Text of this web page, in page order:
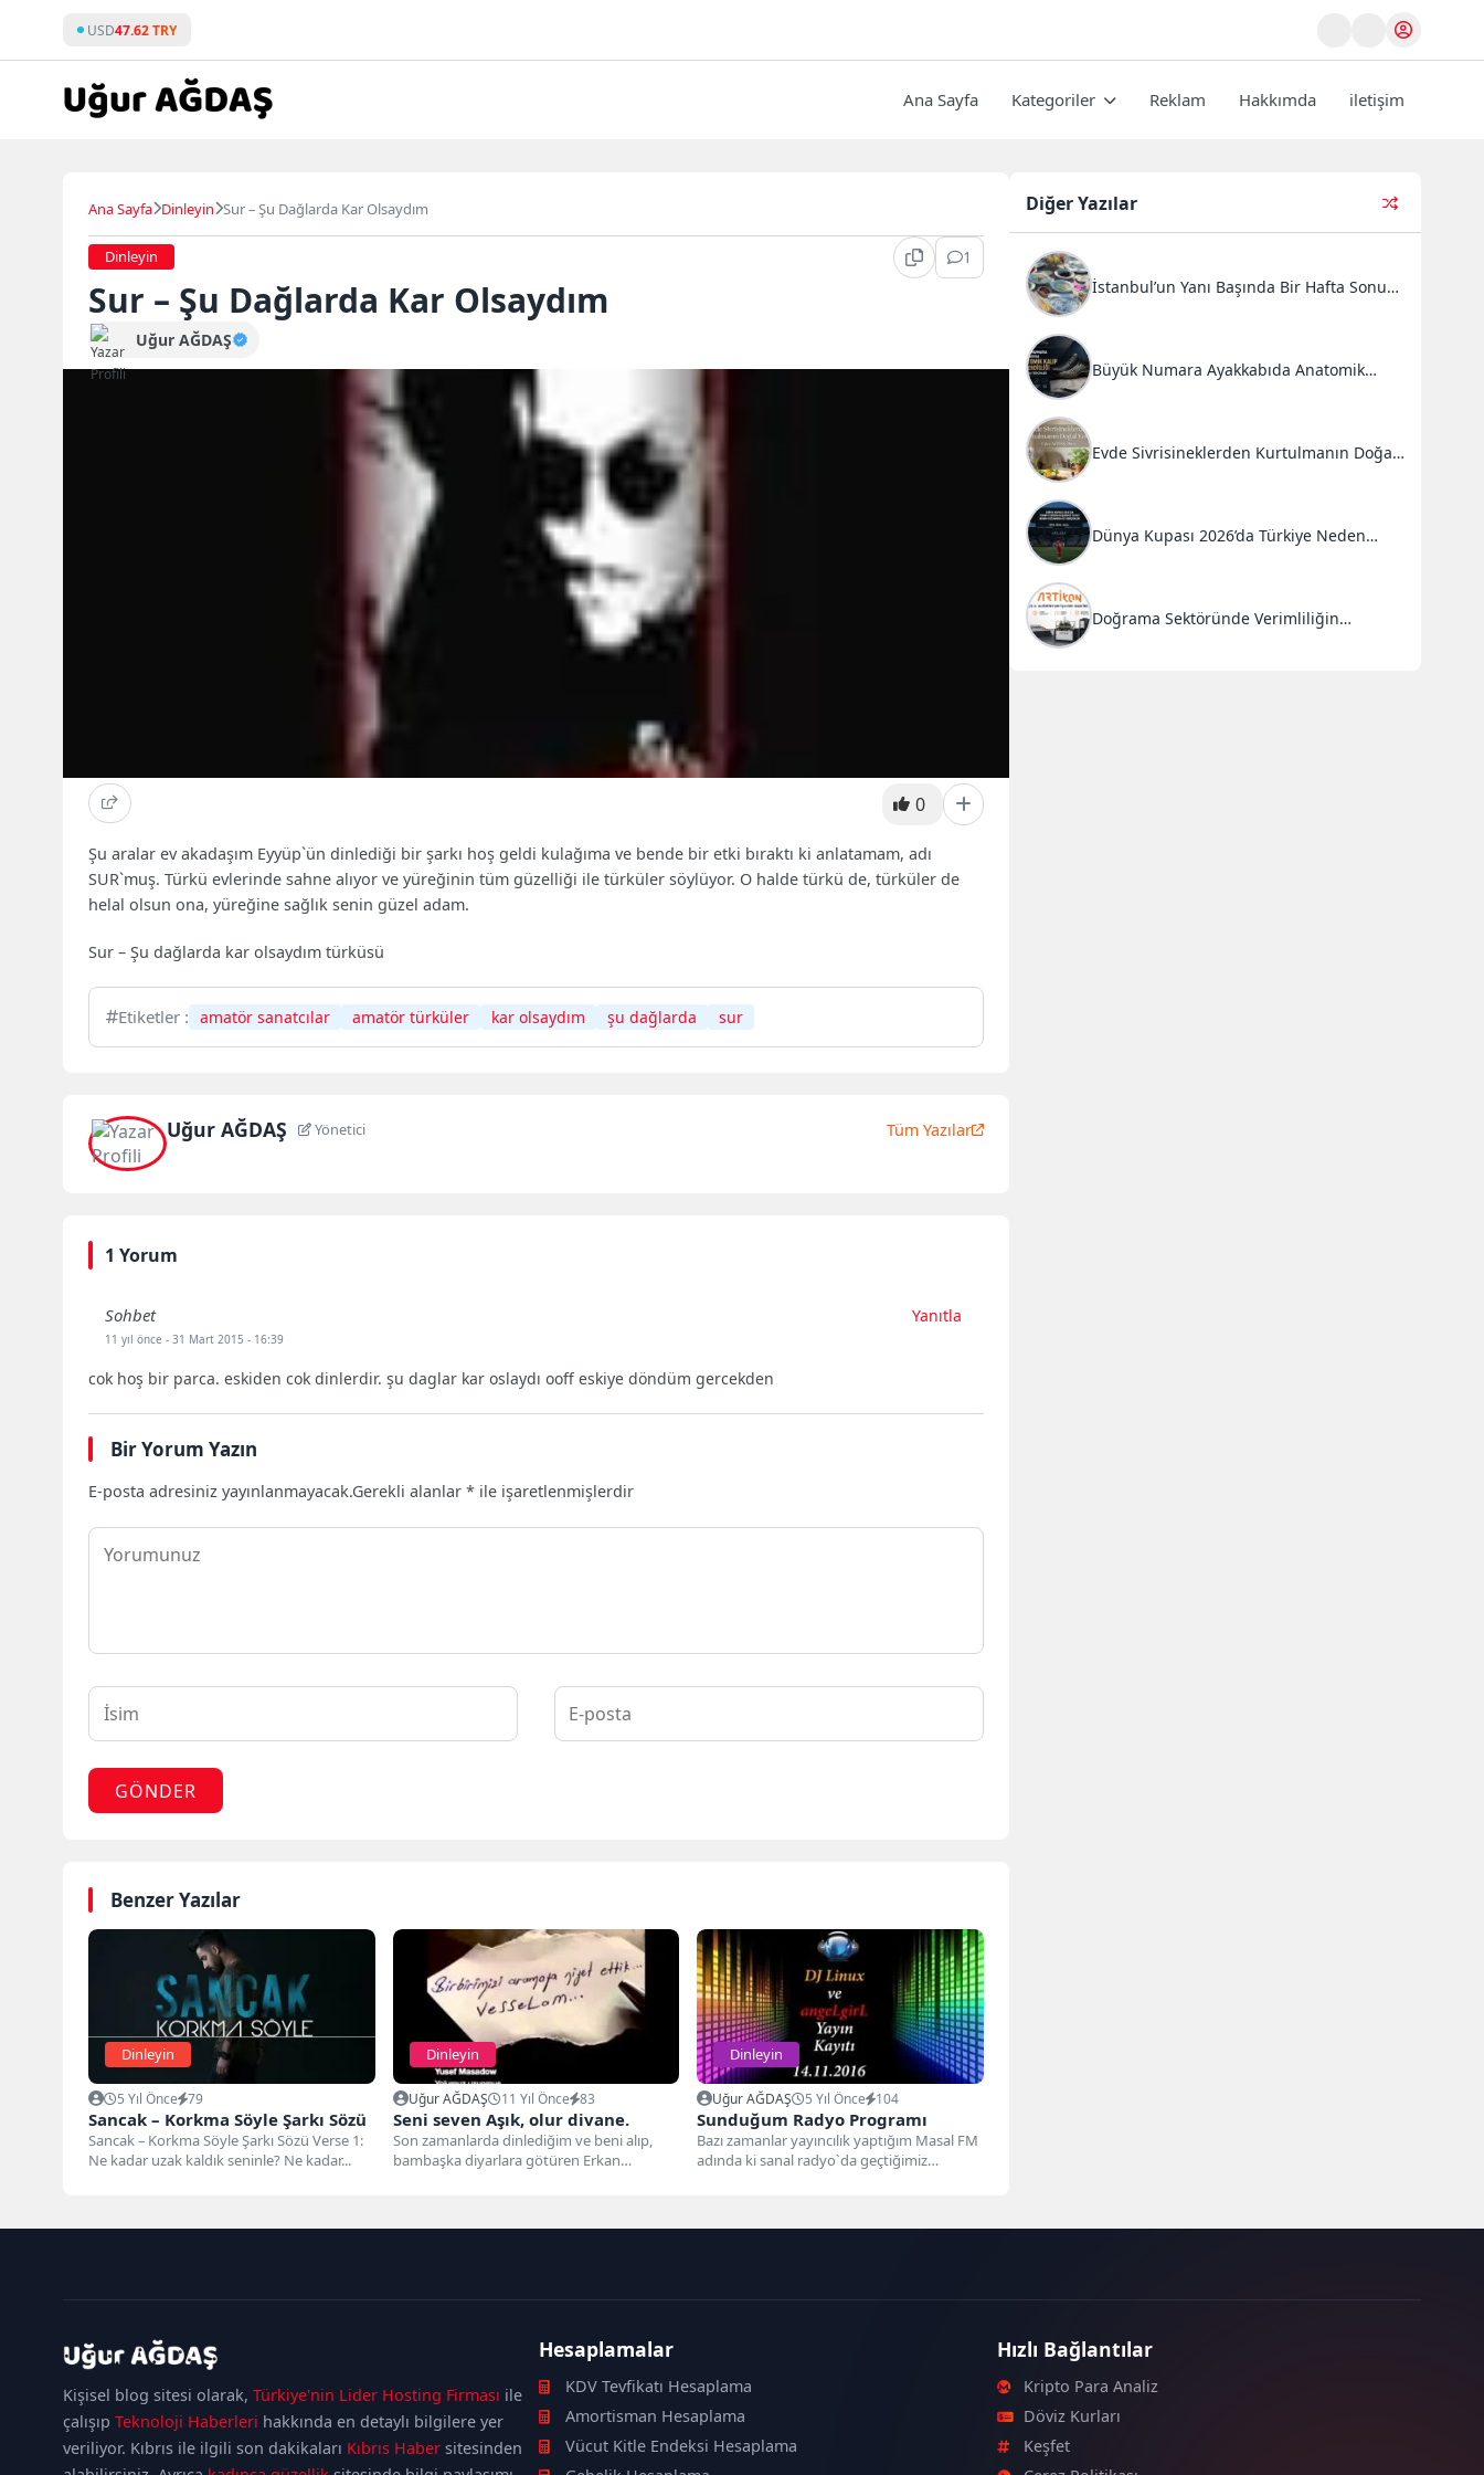
content
USD47.62 TRY
Ana Sayfa Kategoriler Reklam Hakkımda iletişim
Ana Sayfa Dinleyin Sur – Şu Dağlarda Kar Olsaydım
Dinleyin 1
Sur – Şu Dağlarda Kar Olsaydım
Uğur AĞDAŞ
0
Şu aralar ev akadaşım Eyyüp`ün dinlediği bir şarkı hoş geldi kulağıma ve bende bir etki bıraktı ki anlatamam, adı
SUR`muş. Türkü evlerinde sahne alıyor ve yüreğinin tüm güzelliği ile türküler söylüyor. O halde türkü de, türküler de
helal olsun ona, yüreğine sağlık senin güzel adam.
Sur – Şu dağlarda kar olsaydım türküsü
Etiketler : amatör sanatcılar amatör türküler kar olsaydım şu dağlarda sur
Uğur AĞDAŞ Yönetici Tüm Yazılar
1 Yorum
Sohbet
11 yıl önce- 31 Mart 2015 - 16:39
cok hoş bir parca. eskiden cok dinlerdir. şu daglar kar oslaydı ooff eskiye döndüm gercekden
Yanıtla
Bir Yorum Yazın
E-posta adresiniz yayınlanmayacak.Gerekli alanlar* ile işaretlenmişlerdir
GÖNDER
Benzer Yazılar
Dinleyin
5 Yıl Önce 79
Sancak – Korkma Söyle Şarkı Sözü
Sancak – Korkma Söyle Şarkı Sözü Verse 1:
Ne kadar uzak kaldık seninle? Ne kadar...
Dinleyin
Uğur AĞDAŞ 11 Yıl Önce 83
Seni seven Aşık, olur divane.
Son zamanlarda dinlediğim ve beni alıp,
bambaşka diyarlara götüren Erkan
Dinleyin
Uğur AĞDAŞ 5 Yıl Önce 104
Sunduğum Radyo Programı
Bazı zamanlar yayıncılık yaptığım Masal FM
adında ki sanal radyo`da geçtiğimiz
Diğer Yazılar
İstanbul’un Yanı Başında Bir Hafta Sonu
Büyük Numara Ayakkabıda Anatomik
Evde Sivrisineklerden Kurtulmanın Doğal
Dünya Kupası 2026’da Türkiye Neden
Doğrama Sektöründe Verimliliğin
Kişisel blog sitesi olarak, Türkiye'nin Lider Hosting Firması ile
çalışıp Teknoloji Haberleri hakkında en detaylı bilgilere yer
veriliyor. Kıbrıs ile ilgili son dakikaları Kıbrıs Haber sitesinden
kadıköy
escortmaltepe
escort ataşehir
escortümraniye
escort
Hesaplamalar
KDV Tevfikatı Hesaplama
Amortisman Hesaplama
Vücut Kitle Endeksi Hesaplama
Hızlı Bağlantılar
Kripto Para Analiz
Döviz Kurları
Keşfet